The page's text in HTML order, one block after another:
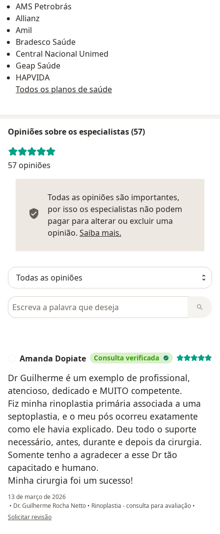
AMS Petrobrás
Allianz
Amil
Bradesco Saúde
Central Nacional Unimed
Geap Saúde
HAPVIDA
Todos os planos de saúde
Opiniões sobre os especialistas (57)
57 opiniões
Todas as opiniões são importantes,
por isso os especialistas não podem
pagar para alterar ou excluir uma
opinião. Saiba mais.
Pesquisar em opiniões
Amanda Dopiate Consulta verificada
Dr Guilherme é um exemplo de profissional,
atencioso, dedicado e MUITO competente.
Fiz minha rinoplastia primária associada a uma
septoplastia, e o meu pós ocorreu exatamente
como ele havia explicado. Deu todo o suporte
necessário, antes, durante e depois da cirurgia.
Somente tenho a agradecer a esse Dr tão
capacitado e humano.
Minha cirurgia foi um sucesso!
13 de março de 2026
• Dr. Guilherme Rocha Netto • Rinoplastia - consulta para avaliação •
na opinião do utilizador Amanda Dopiate
Solicitar revisão